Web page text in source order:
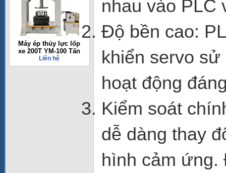
Máy ép thủy lực lốp
xe 200T YM-100 Tấn
Liên hệ
nhau vào PLC
Độ bền cao:
khiển servo
hoạt động
Kiểm soát
dễ dàng thay
hình cảm ứng.